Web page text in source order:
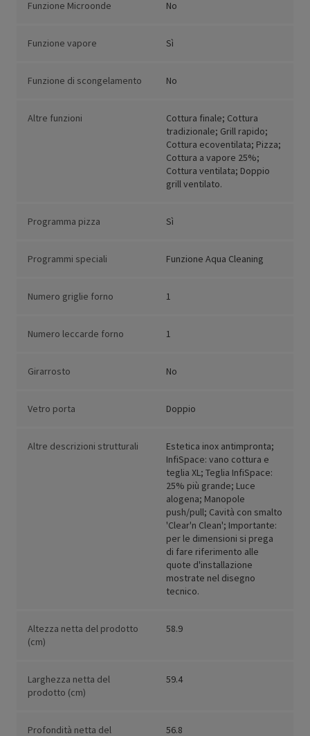
Funzione Microonde No
Funzione vapore Sì
Funzione di scongelamento No
Altre funzioni
Cottura finale; Cottura
tradizionale; Grill rapido;
Cottura ecoventilata; Pizza;
Cottura a vapore 25%;
Cottura ventilata; Doppio
grill ventilato.
Programma pizza Sì
Programmi speciali Funzione Aqua Cleaning
Numero griglie forno 1
Numero leccarde forno 1
Girarrosto No
Vetro porta Doppio
Altre descrizioni strutturali
Estetica inox antimpronta;
InfiSpace: vano cottura e
teglia XL; Teglia InfiSpace:
25% più grande; Luce
alogena; Manopole
push/pull; Cavità con smalto
'Clear'n Clean'; Importante:
per le dimensioni si prega
di fare riferimento alle
quote d'installazione
mostrate nel disegno
tecnico.
Altezza netta del prodotto
(cm)
58.9
Larghezza netta del
prodotto (cm)
59.4
Profondità netta del
56.8